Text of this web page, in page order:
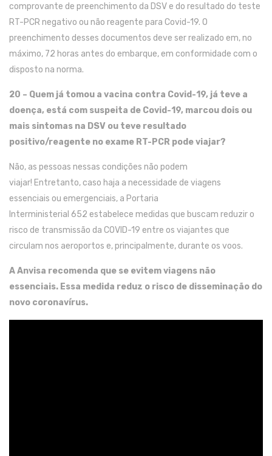
comprovante de preenchimento da DSV e do resultado do teste
RT-PCR negativo ou não reagente para Covid-19. O
preenchimento desses documentos deve serrealizado em,no
máximo, 72 horas antes do embarque,em conformidade com o
disposto na norma.
20 – Quem já tomou a vacina contra Covid -19, já teve a
doença, está com suspeita d e Covid -19, marcou dois ou
mais sintomas na DSV ou teve resultado
positivo/reagente no exame RT-PCR podeviajar?
Não, as pessoas nessas condições não podem
viajar! Entretanto,caso haja a necessidade de viagens
essenciais ou emergenciais, a Portaria
Interministerial 652 estabelece medidas que buscam reduziro
risco de transmissão da COVID-19 entre os viajantes que
circulam nos aeroportos e,principalmente, durante os voos.
AAnvisa recomenda que se evitemviagens não
essenciais. Essa medida reduz o risco de disseminação do
novo coronavírus.